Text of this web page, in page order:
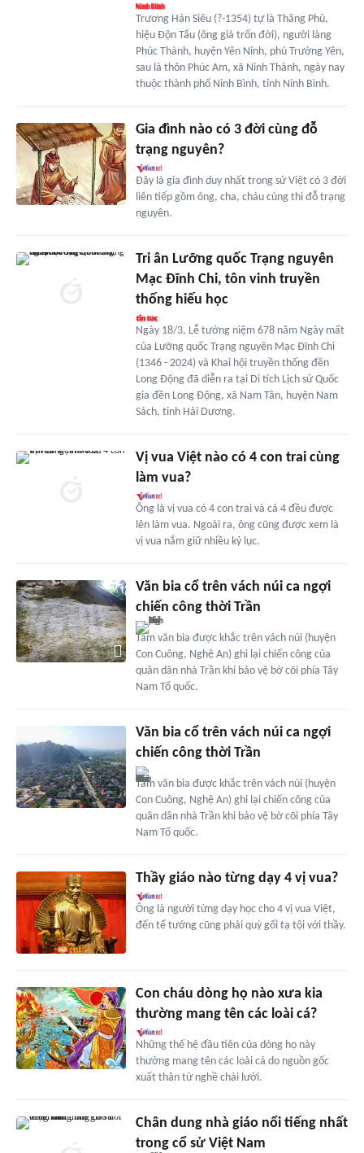
Trương Hán Siêu (?-1354) tự là Thăng Phủ,
hiệu Độn Tẩu (ông già trốn đời), người làng
Phúc Thành, huyện Yên Ninh, phủ Trường Yên,
sau là thôn Phúc Am, xã Ninh Thành, ngày nay
thuộc thành phố Ninh Bình, tỉnh Ninh Bình.
Gia đình nào có 3 đời cùng đỗ
trạng nguyên?
Đây là gia đình duy nhất trong sử Việt có 3 đời
liên tiếp gồm ông, cha, cháu cùng thi đỗ trạng
nguyên.
Tri ân Lưỡng quốc Trạng nguyên
Mạc Đĩnh Chi, tôn vinh truyền
thống hiếu học
Ngày 18/3, Lễ tưởng niệm 678 năm Ngày mất
của Lưỡng quốc Trạng nguyên Mạc Đĩnh Chi
(1346 - 2024) và Khai hội truyền thống đền
Long Động đã diễn ra tại Di tích Lịch sử Quốc
gia đền Long Động, xã Nam Tân, huyện Nam
Sách, tỉnh Hải Dương.
Vị vua Việt nào có 4 con trai cùng
làm vua?
Ông là vị vua có 4 con trai và cả 4 đều được
lên làm vua. Ngoài ra, ông cũng được xem là
vị vua nắm giữ nhiều kỷ lục.
Văn bia cổ trên vách núi ca ngợi
chiến công thời Trần
Tấm văn bia được khắc trên vách núi (huyện
Con Cuông, Nghệ An) ghi lại chiến công của
quân dân nhà Trần khi bảo vệ bờ cõi phía Tây
Nam Tổ quốc.
Văn bia cổ trên vách núi ca ngợi
chiến công thời Trần
Tấm văn bia được khắc trên vách núi (huyện
Con Cuông, Nghệ An) ghi lại chiến công của
quân dân nhà Trần khi bảo vệ bờ cõi phía Tây
Nam Tổ quốc.
Thầy giáo nào từng dạy 4 vị vua?
Ông là người từng dạy học cho 4 vị vua Việt,
đến tể tướng cũng phải quỳ gối tạ tội với thầy.
Con cháu dòng họ nào xưa kia
thường mang tên các loài cá?
Những thế hệ đầu tiên của dòng họ này
thường mang tên các loài cá do nguồn gốc
xuất thân từ nghề chài lưới.
Chân dung nhà giáo nổi tiếng nhất
trong cổ sử Việt Nam